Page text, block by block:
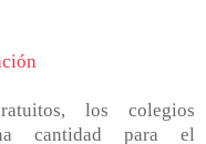
los colegios
cantidad para el